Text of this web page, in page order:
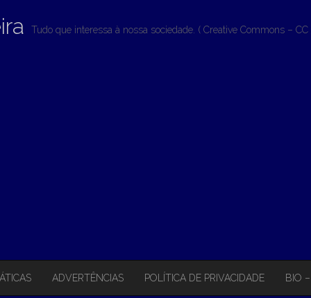
Tudo que interessa à nossa sociedade. ( Creative Commons – CC
ADVERTÊNCIAS POLÍTICA DE PRIVACIDADE BIO